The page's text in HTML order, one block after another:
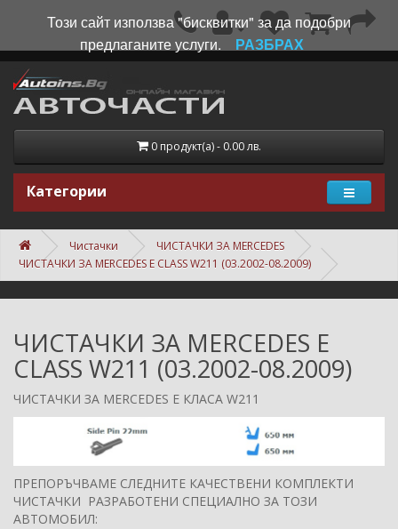
0 продукт(а) - 0.00 лв.
Категории
Чистачки
ЧИСТАЧКИ ЗА MERCEDES
ЧИСТАЧКИ ЗА MERCEDES E CLASS W211 (03.2002-08.2009)
ЧИСТАЧКИ ЗА MERCEDES E
CLASS W211 (03.2002-08.2009)
ЧИСТАЧКИ ЗА MERCEDES E КЛАСА W211
ПРЕПОРЪЧВАМЕ СЛЕДНИТЕ КАЧЕСТВЕНИ КОМПЛЕКТИ
ЧИСТАЧКИ РАЗРАБОТЕНИ СПЕЦИАЛНО ЗА ТОЗИ
АВТОМОБИЛ:
Този сайт използва "бисквитки" за да подобри
предлаганите услуги.
РАЗБРАХ